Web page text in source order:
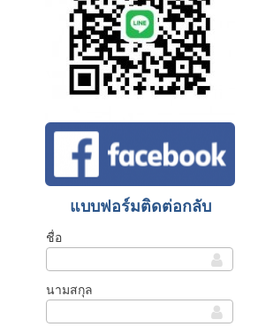
แบบฟอร์มติดต่อกลับ
ชื่อ
นามสกุล